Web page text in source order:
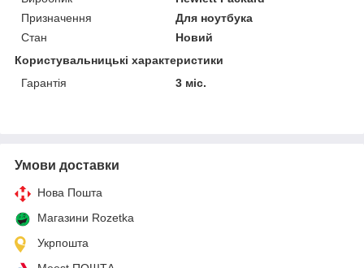
Призначення
Для ноутбука
Стан
Новий
Користувальницькі характеристики
Гарантія
3 міс.
Умови доставки
Нова Пошта
Магазини Rozetka
Укрпошта